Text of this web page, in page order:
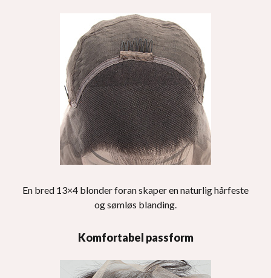
En bred 13×4 blonder foran skaper en naturlig hårfeste
og sømløs blanding.
Komfortabel passform